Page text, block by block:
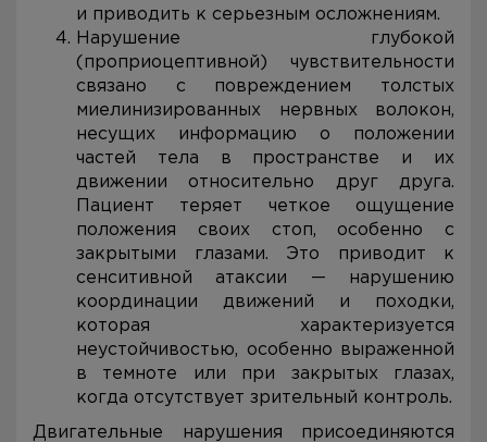
и приводить к серьезным осложнениям.
Нарушение глубокой
(проприоцептивной) чувствительности
связано с повреждением толстых
миелинизированных нервных волокон,
несущих информацию о положении
частей тела в пространстве и их
движении относительно друг друга.
Пациент теряет четкое ощущение
положения своих стоп, особенно с
закрытыми глазами. Это приводит к
сенситивной атаксии — нарушению
координации движений и походки,
которая характеризуется
неустойчивостью, особенно выраженной
в темноте или при закрытых глазах,
когда отсутствует зрительный контроль.
Двигательные нарушения присоединяются